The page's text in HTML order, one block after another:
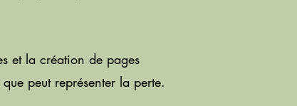
et la création de pages
peut représenter la perte.